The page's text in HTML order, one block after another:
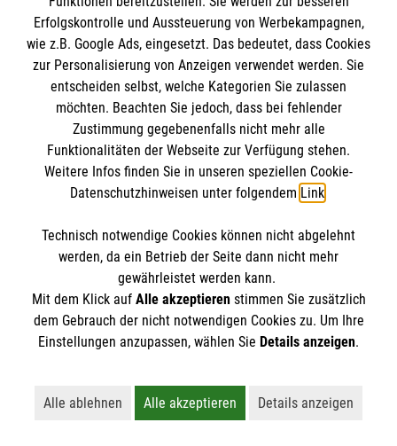
Empfänger: Malteser Hilfsdienst e.V.
IBAN: DE10 3706 0120 1201 2000 12
BIC: GENODED 1PA7
Newsletter abonnieren
Cookies verwalten Impressum | Datenschutz
Erfolgskontrolle und Aussteuerung von Werbekampagnen,
wie z.B. Google Ads, eingesetzt. Das bedeutet, dass Cookies
zur Personalisierung von Anzeigen verwendet werden. Sie
entscheiden selbst, welche Kategorien Sie zulassen
möchten. Beachten Sie jedoch, dass bei fehlender
Zustimmung gegebenenfalls nicht mehr alle
Funktionalitäten der Webseite zur Verfügung stehen.
Weitere Infos finden Sie in unseren speziellen Cookie-
Datenschutzhinweisen unter folgendem Link.
Technisch notwendige Cookies können nicht abgelehnt
werden, da ein Betrieb der Seite dann nicht mehr
gewährleistet werden kann.
Mit dem Klick auf Alle akzeptierenstimmen Sie zusätzlich
dem Gebrauch der nicht notwendigen Cookies zu. Um Ihre
Einstellungen anzupassen, wählen Sie Details anzeigen.
Alle ablehnen
Lehnt alle nicht-essentiellen Cookies ab
Alle akzeptieren
Akzeptiert alle Cookies
Details anzeigen